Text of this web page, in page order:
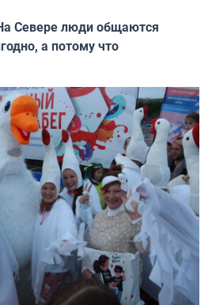
Севере люди общаются
а потому что